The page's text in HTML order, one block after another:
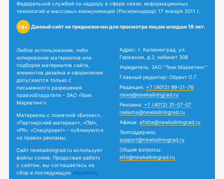
Федеральной службой по надзору в сфере связи, информационных
технологий и массовых коммуникаций (Роскомнадзор) 17 января 2011 г.
18+ Данный сайт не предназначен для просмотра лицам младше 18 лет.
Любое использование, либо
копирование материалов или
подборки материалов сайта,
элементов дизайна и оформления
допускается только с
письменного разрешения
правообладателя - ЗАО «Твик
Маркетинг».
Материалы с пометкой «Бизнес»,
«Партнерский материал», «ПМ»,
«PR», «Спецпроект» - публикуются
на правах рекламы.
Сайт newkaliningrad.ru использует
файлы cookie. Продолжая работу
с сайтом, вы соглашаетесь на
сбор и последующую обработку
Адрес: г. Калининград, ул.
Гаражная, д.2, кабинет 308
Учредитель: ЗАО "Твик Маркетинг"
Главный редактор: Обрехт О.Г.
Редакция: +7 (4012) 99-21-76
news@newkaliningrad.ru
Реклама: +7 (4012) 31-07-07
reklama@newkaliningrad.ru
Афиша: afisha@newkaliningrad.ru
Техподдержка:
support@newkaliningrad.ru
Общие вопросы:
info@newkaliningrad.ru